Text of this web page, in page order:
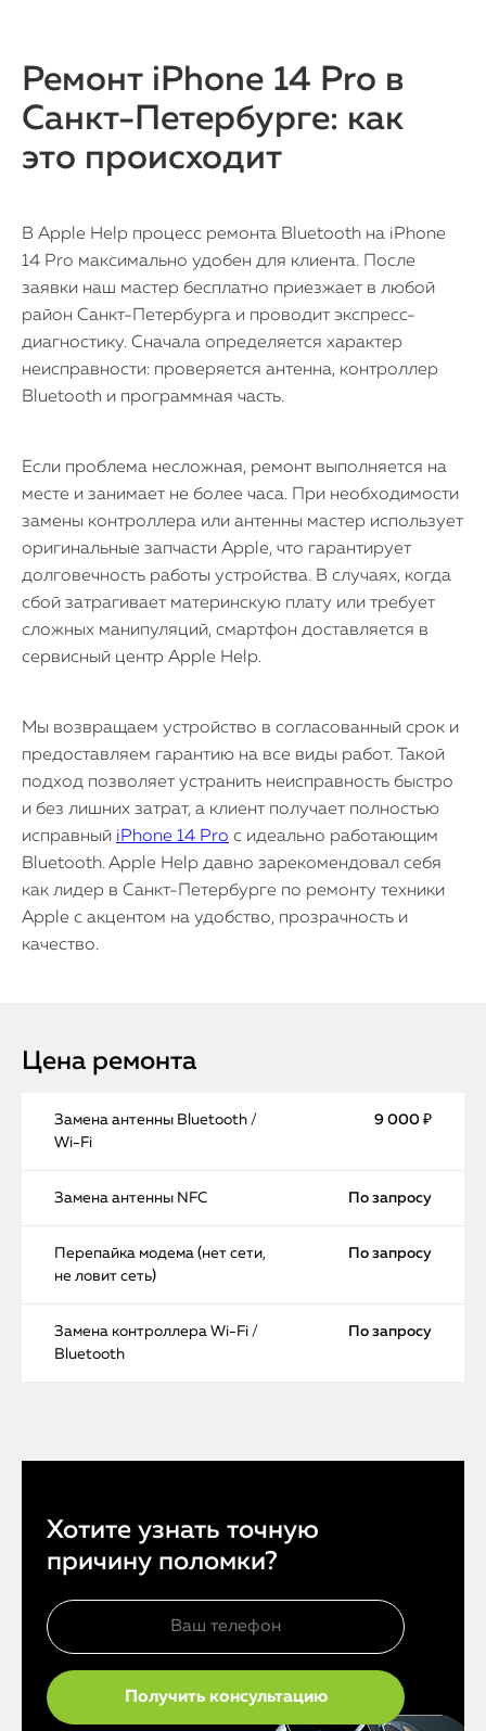
Ремонт iPhone 14 Pro в
Санкт-Петербурге: как
это происходит
В Apple Help процесс ремонта Bluetooth на iPhone
14 Pro максимально удобен для клиента. После
заявки наш мастер бесплатно приезжает в любой
район Санкт-Петербурга и проводит экспресс-
диагностику. Сначала определяется характер
неисправности: проверяется антенна, контроллер
Bluetooth и программная часть.
Если проблема несложная, ремонт выполняется на
месте и занимает не более часа. При необходимости
замены контроллера или антенны мастер использует
оригинальные запчасти Apple, что гарантирует
долговечность работы устройства. В случаях, когда
сбой затрагивает материнскую плату или требует
сложных манипуляций, смартфон доставляется в
сервисный центр Apple Help.
Мы возвращаем устройство в согласованный срок и
предоставляем гарантию на все виды работ. Такой
подход позволяет устранить неисправность быстро
и без лишних затрат, а клиент получает полностью
исправный iPhone 14 Pro с идеально работающим
Bluetooth. Apple Help давно зарекомендовал себя
как лидер в Санкт-Петербурге по ремонту техники
Apple с акцентом на удобство, прозрачность и
качество.
Цена ремонта
Замена антенны Bluetooth /
Wi-Fi
9 000 ₽
Замена антенны NFC По запросу
Перепайка модема (нет сети,
не ловит сеть)
По запросу
Замена контроллера Wi-Fi /
Bluetooth
По запросу
Хотите узнать точную
причину поломки?